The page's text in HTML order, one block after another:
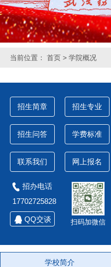
当前位置： 首页 > 学院概况
招生简章 招生专业
招生问答 学费标准
联系我们 网上报名
招办电话
17702725828
QQ交谈 扫码加微信
学校简介